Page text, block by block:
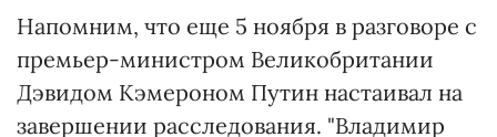
Напомним, что еще 5 ноября в разговоре с
премьер-министром Великобритании
Дэвидом Кэмероном Путин настаивал на
завершении расследования. "Владимир